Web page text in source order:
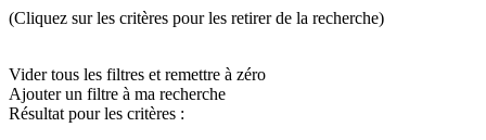
(Cliquez sur les critères pour les retirer de la recherche)
Vider tous les filtres et remettre à zéro
Ajouter un filtre à ma recherche
Résultat pour les critères :